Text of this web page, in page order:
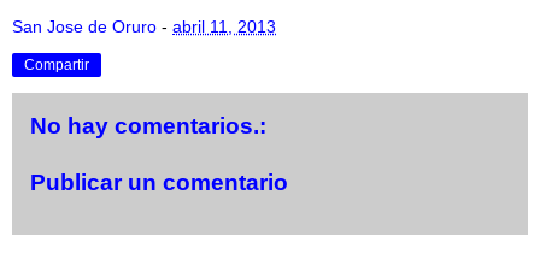
San Jose de Oruro - abril 11, 2013
Compartir
No hay comentarios.:
Publicar un comentario